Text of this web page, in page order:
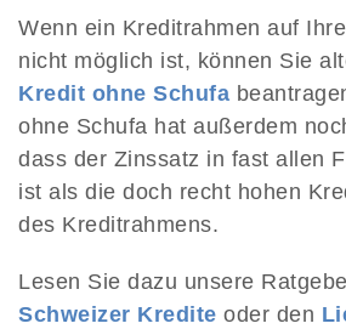
Wenn ein Kreditrahmen auf
nicht möglich ist, können Sie
Kredit ohne Schufa
ohne Schufa hat außerdem
dass der Zinssatz in fast allen
ist als die doch recht hohen
des Kreditrahmens.
Lesen Sie dazu unsere
Schweizer Kredite oder den